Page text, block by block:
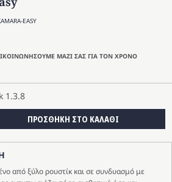
EASY
ΜΑΖΙ ΣΑΣ ΓΙΑ ΤΟΝ ΧΡΟΝΟ
ΠΡΟΣΘΗΚΗ ΣΤΟ ΚΑΛΑΘΙ
από ξύλο ρουστίκ και σε συνδυασμό με